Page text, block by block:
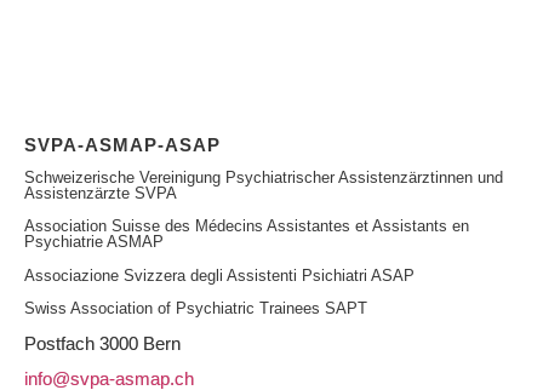
SVPA-ASMAP-ASAP
Schweizerische Vereinigung Psychiatrischer Assistenzärztinnen und
Assistenzärzte SVPA
Association Suisse des Médecins Assistantes et Assistants en
Psychiatrie ASMAP
Associazione Svizzera degli Assistenti Psichiatri ASAP
Swiss Association of Psychiatric Trainees SAPT
Postfach 3000 Bern
info@svpa-asmap.ch